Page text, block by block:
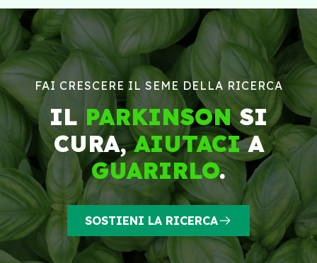
FAI CRESCERE IL SEME DELLA RICERCA
ILPARKINSONSI
CURA,AIUTACIA
GUARIRLO.
SOSTIENI LA RICERCA